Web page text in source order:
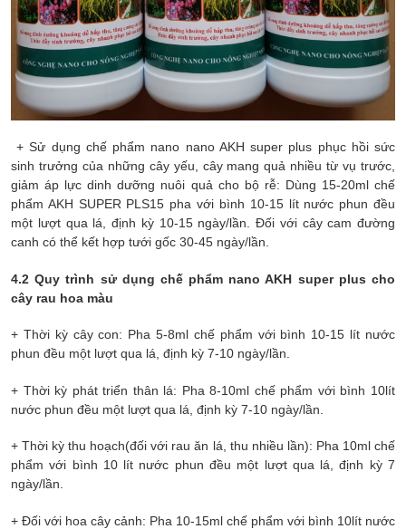
+ Sử dụng chế phẩm nano nano AKH super plus phục hồi sức
sinh trưởng của những cây yếu, cây mang quả nhiều từ vụ trước,
giảm áp lực dinh dưỡng nuôi quả cho bộ rễ: Dùng 15-20ml chế
phẩm AKH SUPER PLS15 pha với bình 10-15 lít nước phun đều
một lượt qua lá, định kỳ 10-15 ngày/lần. Đối với cây cam đường
canh có thể kết hợp tưới gốc 30-45 ngày/lần.
4.2 Quy trình sử dụng chế phẩm nano AKH super pluscho
cây rau hoa màu
+ Thời kỳ cây con: Pha 5-8ml chế phẩm với bình 10-15 lít nước
phun đều một lượt qua lá, định kỳ 7-10 ngày/lần.
+ Thời kỳ phát triển thân lá: Pha 8-10ml chế phẩm với bình 10lít
nước phun đều một lượt qua lá, định kỳ 7-10 ngày/lần.
+ Thời kỳ thu hoạch(đối với rau ăn lá, thu nhiều lần): Pha 10ml chế
phẩm với bình 10 lít nước phun đều một lượt qua lá, định kỳ 7
ngày/lần.
+ Đối với hoa cây cảnh: Pha 10-15ml chế phẩm với bình 10lít nước